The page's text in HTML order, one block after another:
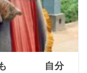
ても 自分